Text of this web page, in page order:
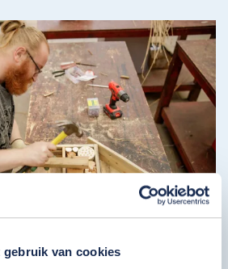
gebruik van cookies